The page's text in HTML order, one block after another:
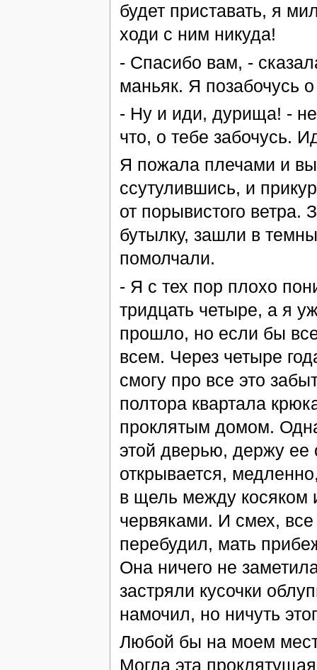
будет приставать, я
ходи с ним никуда!
- Спасибо вам, -
маньяк. Я позабочусь
- Ну и иди, дурища! -
что, о тебе забочусь.
Я пожала плечами и
ссутулившись, и
от порывистого
бутылку, зашли в
помолчали.
- Я с тех пор плохо
тридцать четыре, а я
прошло, но если бы
всем. Через четыре
смогу про все это
полтора квартала
проклятым домом.
этой дверью, держу ее
открывается,
в щель между косяком
червяками. И смех,
перебудил, мать
Она ничего не
застряли кусочки
намочил, но ничуть
Любой бы на моем
Могла эта